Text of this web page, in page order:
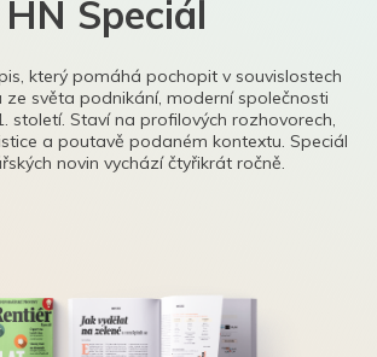
HN Speciál
který pomáhá pochopit v souvislostech
světa podnikání, moderní společnosti
století. Staví na profilových rozhovorech,
a poutavě podaném kontextu. Speciál
novin vychází čtyřikrát ročně.